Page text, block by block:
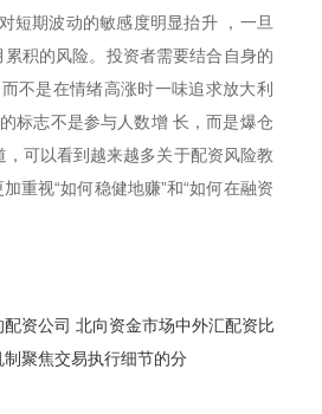
短期波动的敏感度明显抬升 ，一旦
积的风险。投资者需要结合自身的
不是在情绪高涨时一味追求放大利
标志不是参与人数增 长，而是爆仓
可以看到越来越多关于配资风险教
重视“如何稳健地赚”和“如何在融资
配资公司 北向资金市场中外汇配资比
聚焦交易执行细节的分